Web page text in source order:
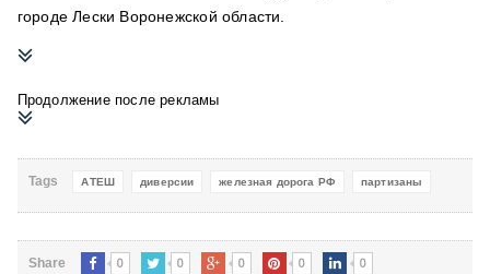
городе Лески Воронежской области.
Продолжение после рекламы
Tags АТЕШ диверсии железная дорога РФ партизаны
Share 0 0 0 0 0